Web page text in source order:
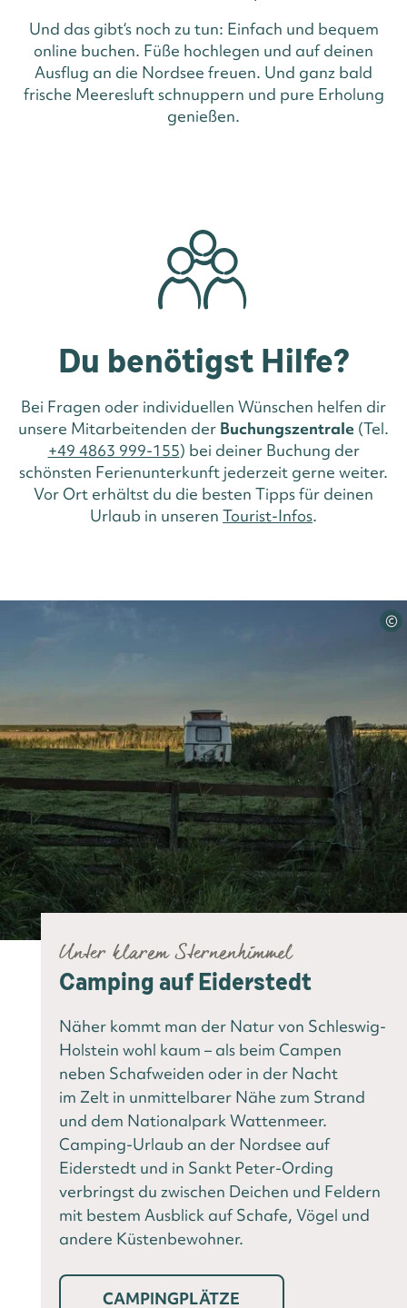
Und das gibt‘s noch zu tun: Einfach und bequem
online buchen. Füße hochlegen und auf deinen
Ausflug an die Nordsee freuen. Und ganz bald
frische Meeresluft schnuppern und pure Erholung
genießen.
Du benötigst Hilfe?
Bei Fragen oder individuellen Wünschen helfen dir
unsere Mitarbeitenden der Buchungszentrale (Tel.
+49 4863 999-155) bei deiner Buchung der
schönsten Ferienunterkunft jederzeit gerne weiter.
Vor Ort erhältst du die besten Tipps für deinen
Urlaub in unseren Tourist-Infos.
©
Unter klarem Sternenhimmel
Camping auf Eiderstedt
Näher kommt man der Natur von Schleswig-
Holstein wohl kaum – als beim Campen
neben Schafweiden oder in der Nacht
im Zelt in unmittelbarer Nähe zum Strand
und dem Nationalpark Wattenmeer.
Camping-Urlaub an der Nordsee auf
Eiderstedt und in Sankt Peter-Ording
verbringst du zwischen Deichen und Feldern
mit bestem Ausblick auf Schafe, Vögel und
andere Küstenbewohner.
CAMPINGPLÄTZE